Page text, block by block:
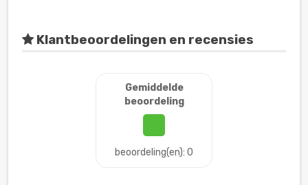
Klantbeoordelingen en recensies
Gemiddelde
beoordeling
beoordeling(en): 0